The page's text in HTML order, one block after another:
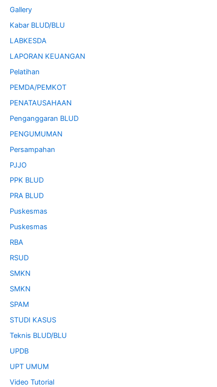
Gallery
Kabar BLUD/BLU
LABKESDA
LAPORAN KEUANGAN
Pelatihan
PEMDA/PEMKOT
PENATAUSAHAAN
Penganggaran BLUD
PENGUMUMAN
Persampahan
PJJO
PPK BLUD
PRA BLUD
Puskesmas
Puskesmas
RBA
RSUD
SMKN
SMKN
SPAM
STUDI KASUS
Teknis BLUD/BLU
UPDB
UPT UMUM
Video Tutorial